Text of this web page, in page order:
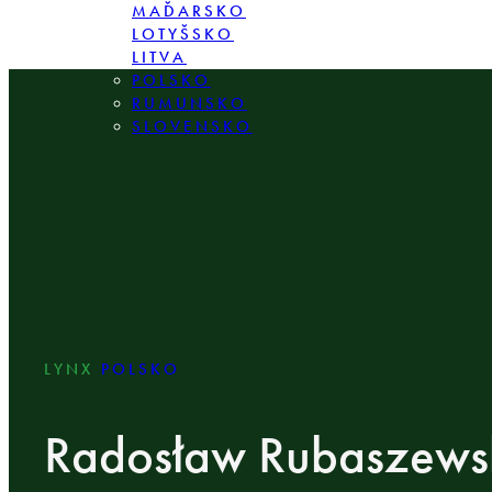
MAĎARSKO
LOTYŠSKO
LITVA
POLSKO
RUMUNSKO
SLOVENSKO
LYNX POLSKO
Radosław